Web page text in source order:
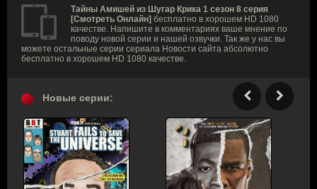
Тайны Амишей из Шугар Крика 1 сезон 8 серия
[Смотреть Онлайн] бесплатно в хорошем HD 1080
качестве. Напишите в комментариях ваше мнение по
поводу новой серии и нашей озвучки. Так же у нас вы
можете остальные серии сериала Новости сайта абсолютно
бесплатно в хорошем HD 1080 качестве.
Новые серии: